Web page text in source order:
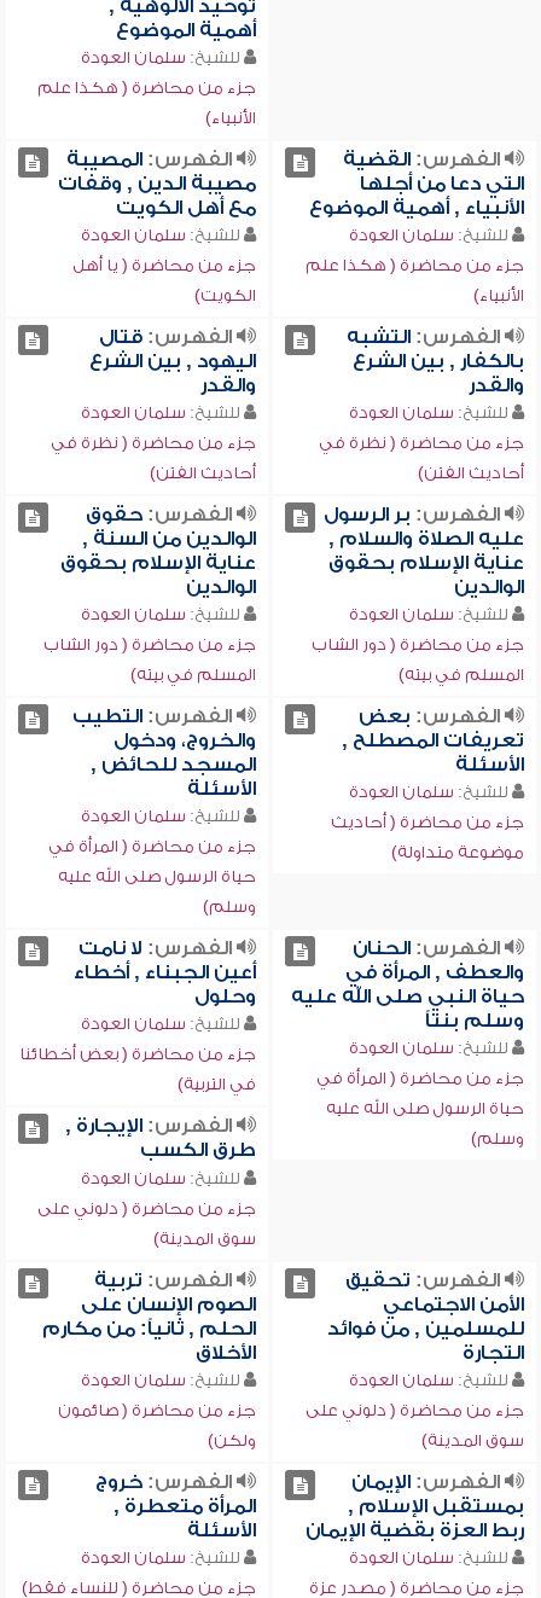
توحيد الألوهية ,
أهمية الموضوع
للشيخ: سلمان العودة
جزء من محاضرة ( هكذا علم
الأنبياء)
الفهرس:القضية
التي دعا من أجلها
الأنبياء , أهمية الموضوع
للشيخ: سلمان العودة
جزء من محاضرة ( هكذا علم
الأنبياء)
الفهرس:المصيبة
مصيبة الدين , وقفات
مع أهل الكويت
للشيخ: سلمان العودة
جزء من محاضرة ( يا أهل
الكويت)
الفهرس:التشبه
بالكفار , بين الشرع
والقدر
للشيخ: سلمان العودة
جزء من محاضرة ( نظرة في
أحاديث الفتن)
الفهرس:قتال
اليهود , بين الشرع
والقدر
للشيخ: سلمان العودة
جزء من محاضرة ( نظرة في
أحاديث الفتن)
الفهرس: بر الرسول
عليه الصلاة والسلام ,
عناية الإسلام بحقوق
الوالدين
للشيخ: سلمان العودة
جزء من محاضرة ( دور الشاب
المسلم في بيته)
الفهرس:حقوق
الوالدين من السنة ,
عناية الإسلام بحقوق
الوالدين
للشيخ: سلمان العودة
جزء من محاضرة ( دور الشاب
المسلم في بيته)
الفهرس: بعض
تعريفات المصطلح ,
الأسئلة
للشيخ: سلمان العودة
جزء من محاضرة ( أحاديث
موضوعة متداولة)
الفهرس:التطيب
والخروج، ودخول
المسجد للحائض ,
الأسئلة
للشيخ: سلمان العودة
جزء من محاضرة ( المرأة في
حياة الرسول صلى الله عليه
وسلم)
الفهرس:الحنان
والعطف , المرأة في
حياة النبي صلى الله عليه
وسلم بنتاً
للشيخ: سلمان العودة
جزء من محاضرة ( المرأة في
حياة الرسول صلى الله عليه
وسلم)
الفهرس: لا نامت
أعين الجبناء , أخطاء
وحلول
للشيخ: سلمان العودة
جزء من محاضرة ( بعض أخطائنا
في التربية)
الفهرس:الإيجارة ,
طرق الكسب
للشيخ: سلمان العودة
جزء من محاضرة ( دلوني على
سوق المدينة)
الفهرس: تحقيق
الأمن الاجتماعي
للمسلمين , من فوائد
التجارة
للشيخ: سلمان العودة
جزء من محاضرة ( دلوني على
سوق المدينة)
الفهرس: تربية
الصوم الإنسان على
الحلم , ثانياً: من مكارم
الأخلاق
للشيخ: سلمان العودة
جزء من محاضرة ( صائمون
ولكن)
الفهرس:الإيمان
بمستقبل الإسلام ,
ربط العزة بقضية الإيمان
للشيخ: سلمان العودة
جزء من محاضرة ( مصدر عزة
الفهرس:خروج
المرأة متعطرة ,
الأسئلة
للشيخ: سلمان العودة
جزء من محاضرة ( للنساء فقط)